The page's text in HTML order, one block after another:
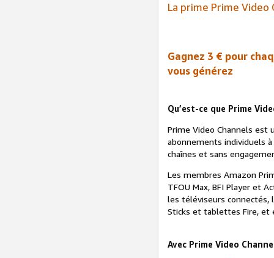
La prime Prime Video
Gagnez 3 € pour
vous générez
Qu’est-ce que Prime
Prime Video Channels est
abonnements individuels
chaînes et sans
Les membres Amazon
TFOU Max, BFI Player et
les téléviseurs connectés,
Sticks et tablettes Fire, et
Avec Prime Video